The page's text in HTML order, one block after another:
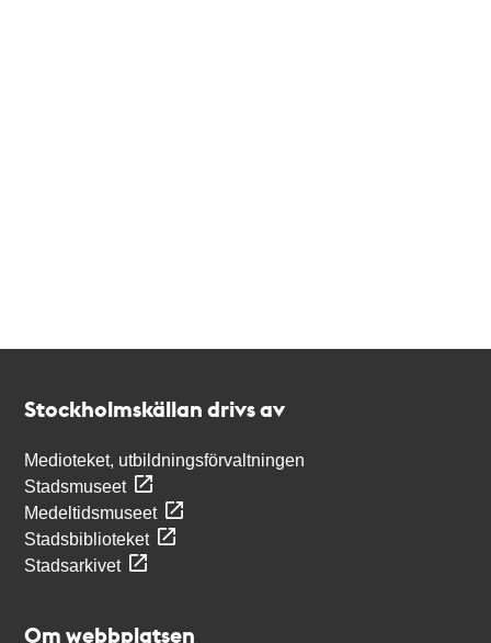
Stockholmskällan drivs av
Medioteket, utbildningsförvaltningen
Stadsmuseet
Medeltidsmuseet
Stadsbiblioteket
Stadsarkivet
Om webbplatsen